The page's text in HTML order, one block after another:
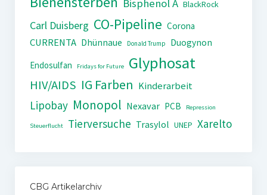
Bisphenol A BlackRock
Carl Duisberg CO-Pipeline Corona
CURRENTA Dhünnaue Donald Trump
Duogynon
Endosulfan
Fridays for Future Glyphosat
HIV/AIDS IG Farben Kinderarbeit
Lipobay Monopol Nexavar PCB Repression
Steuerflucht Tierversuche Trasylol UNEP Xarelto
CBG Artikelarchiv